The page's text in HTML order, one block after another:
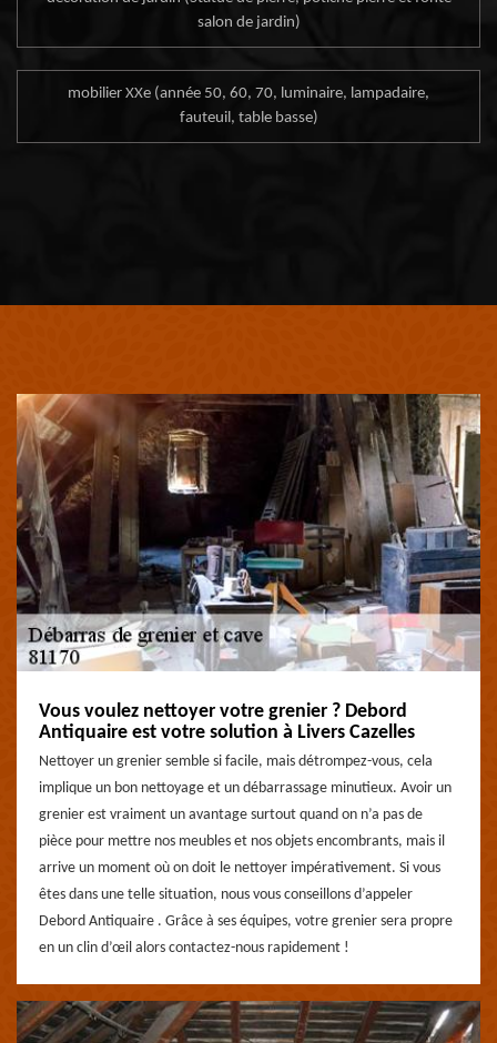
salon de jardin)
mobilier XXe (année 50, 60, 70, luminaire, lampadaire,
fauteuil, table basse)
Vous voulez nettoyer votre grenier ? Debord
Antiquaire est votre solution à Livers Cazelles
Nettoyer un grenier semble si facile, mais détrompez-vous, cela
implique un bon nettoyage et un débarrassage minutieux. Avoir un
grenier est vraiment un avantage surtout quand on n’a pas de
pièce pour mettre nos meubles et nos objets encombrants, mais il
arrive un moment où on doit le nettoyer impérativement. Si vous
êtes dans une telle situation, nous vous conseillons d’appeler
Debord Antiquaire . Grâce à ses équipes, votre grenier sera propre
en un clin d’œil alors contactez-nous rapidement !